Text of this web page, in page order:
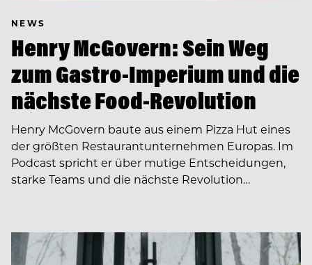
NEWS
Henry McGovern: Sein Weg
zum Gastro-Imperium und die
nächste Food-Revolution
Henry McGovern baute aus einem Pizza Hut eines
der größten Restaurantunternehmen Europas. Im
Podcast spricht er über mutige Entscheidungen,
starke Teams und die nächste Revolution…